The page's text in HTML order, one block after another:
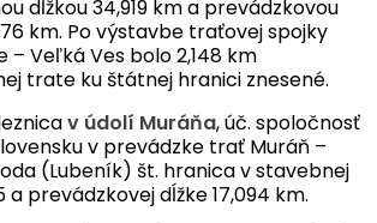
dĺžkou 34,919 km a prevádzkovou
km. Po výstavbe traťovej spojky
– Veľká Ves bolo 2,148 km
trate ku štátnej hranici znesené.
v údolí Muráňa, úč. spoločnosť
v prevádzke trať Muráň –
(Lubeník) št. hranica v stavebnej
a prevádzkovej dĺžke 17,094 km.